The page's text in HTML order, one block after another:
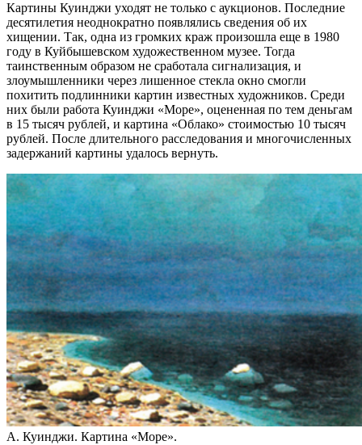
Картины Куинджи уходят не только с аукционов. Последние
десятилетия неоднократно появлялись сведения об их
хищении. Так, одна из громких краж произошла еще в 1980
году в Куйбышевском художественном музее. Тогда
таинственным образом не сработала сигнализация, и
злоумышленники через лишенное стекла окно смогли
похитить подлинники картин известных художников. Среди
них были работа Куинджи «Море», оцененная по тем деньгам
в 15 тысяч рублей, и картина «Облако» стоимостью 10 тысяч
рублей. После длительного расследования и многочисленных
задержаний картины удалось вернуть.
А. Куинджи. Картина «Море».